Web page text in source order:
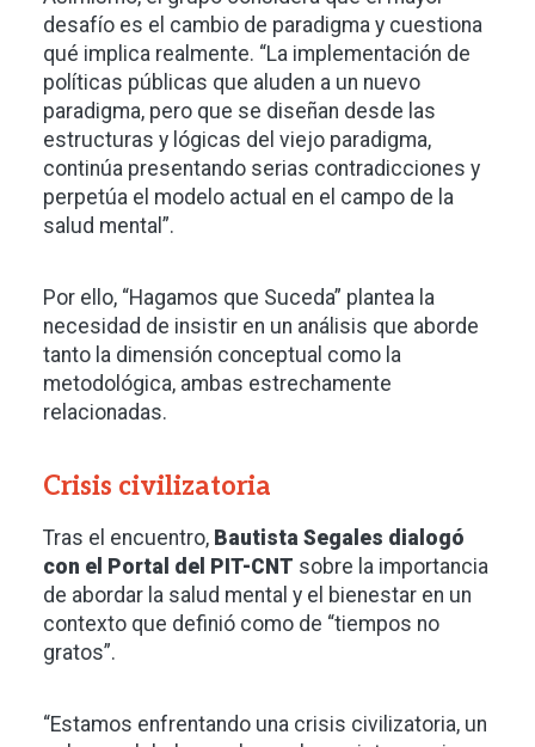
desafío es el cambio de paradigma y cuestiona
qué implica realmente. “La implementación de
políticas públicas que aluden a un nuevo
paradigma, pero que se diseñan desde las
estructuras y lógicas del viejo paradigma,
continúa presentando serias contradicciones y
perpetúa el modelo actual en el campo de la
salud mental”.
Por ello, “Hagamos que Suceda” plantea la
necesidad de insistir en un análisis que aborde
tanto la dimensión conceptual como la
metodológica, ambas estrechamente
relacionadas.
Crisis civilizatoria
Tras el encuentro, Bautista Segales dialogó
con el Portal del PIT-CNT sobre la importancia
de abordar la salud mental y el bienestar en un
contexto que definió como de “tiempos no
gratos”.
“Estamos enfrentando una crisis civilizatoria, un